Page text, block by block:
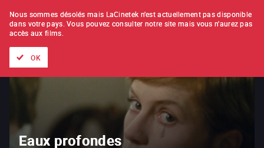
À L'UNITÉ ABONNEMENT
Eaux profondes
Nous sommes désolés mais LaCinetek n'est actuellement pas disponible
dans votre pays. Vous pouvez consulter notre site mais vous n'aurez pas
accès aux films.
OK